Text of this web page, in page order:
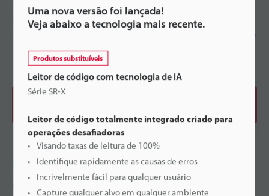
Metade do tamanho normal, duas vezes a amplitude de outros
leitores de código de barras de sua categoria, função PMI
integrada para monitoramento e geração de relatório d
Ver mais
Preço
Pergunte à KEYENCE
Uma nova versão foi lançada!
Veja abaixo a tecnologia mais recente.
Produtos substituíveis
Leitor de código com tecnologia de IA
Série SR-X
Leitor de código totalmente integrado criado para
operações desafiadoras
Visando taxas de leitura de 100%
Identifique rapidamente as causas de erros
Incrivelmente fácil para qualquer usuário
Capture qualquer alvo em qualquer ambiente